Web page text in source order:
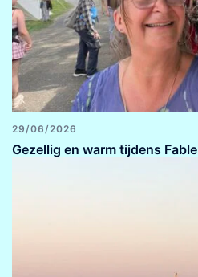
29/06/2026
Gezellig en warm tijdens